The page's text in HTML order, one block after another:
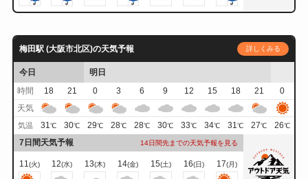
梅田駅 (大阪市北区)の天気予報 詳しくみる
今日
明日
時間
18 21 0 3 6 9 12 15 18 21
0
天気
気温 31℃ 30℃ 29℃ 28℃ 28℃ 30℃ 33℃ 34℃ 31℃ 27℃ 26℃
7日間天気予報 14日間先までの天気予報を見る
11(火) 12(水) 13(木) 14(金) 15(土) 16(日) 17(月)